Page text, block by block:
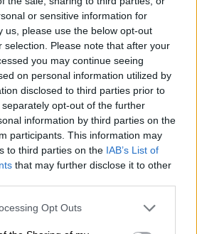
or sensitive information for
us, please use the below opt-out
selection. Please note that after your
you may continue seeing
on personal information utilized by
disclosed to third parties prior to
opt-out of the further
information by third parties on the
participants. This information may
to third parties on the IAB’s List of
that may further disclose it to other
Opt Outs
για κλοπή
με ανυψωτικό
Τύρναβο